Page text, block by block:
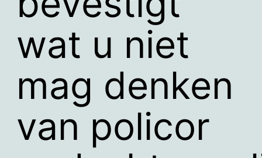
wat u niet
mag denken
van policor